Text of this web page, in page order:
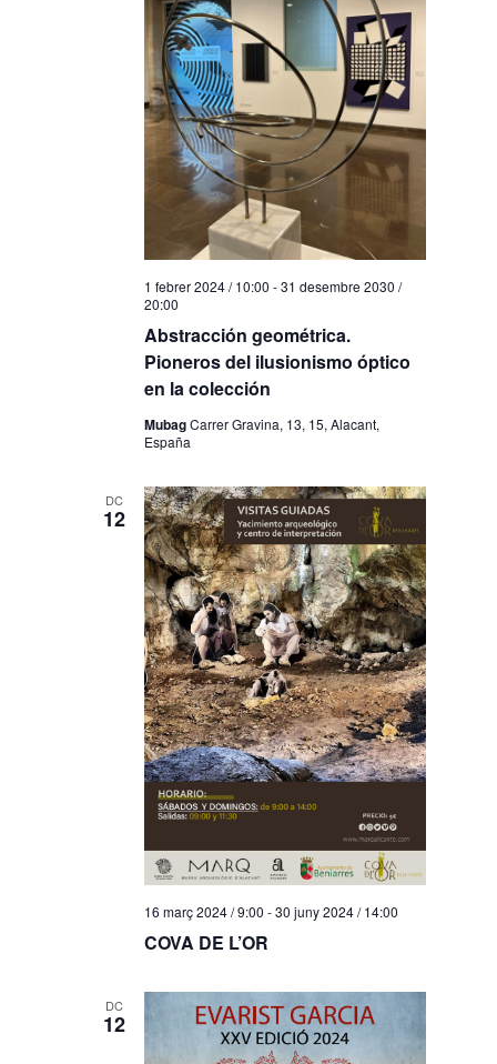
Abstracción geométrica.
Pioneros del ilusionismo óptico
en la colección
1 febrer 2024 / 10:00 -31 desembre 2030 /
20:00
MubagCarrer Gravina, 13, 15, Alacant,
España
DC
12
COVA DE L’OR
16 març 2024 / 9:00 -30 juny 2024 / 14:00
DC
12